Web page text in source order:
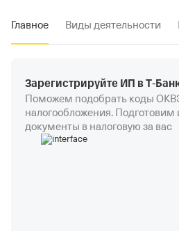
Главное Виды деятельности
Зарегистрируйте ИП в
Поможем подобрать коды
налогообложения. Подготовим
документы в налоговую за вас